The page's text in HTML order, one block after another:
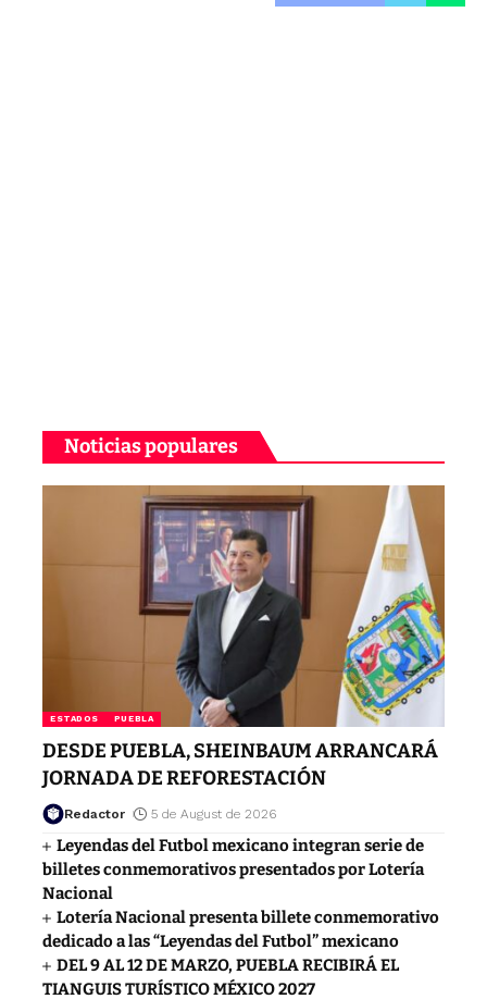
Noticias populares
ESTADOS PUEBLA
DESDE PUEBLA, SHEINBAUM ARRANCARÁ
JORNADA DE REFORESTACIÓN
Redactor 5 de August de 2026
Leyendas del Futbol mexicano integran serie de
billetes conmemorativos presentados por Lotería
Nacional
Lotería Nacional presenta billete conmemorativo
dedicado a las “Leyendas del Futbol” mexicano
DEL 9 AL 12 DE MARZO, PUEBLA RECIBIRÁ EL
TIANGUIS TURÍSTICO MÉXICO 2027